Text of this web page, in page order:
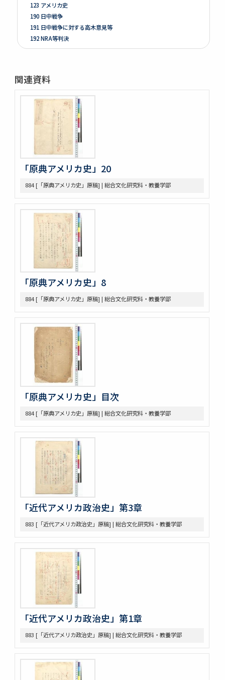
123 アメリカ史
190 日中戦争
191 日中戦争に対する高木意見等
192 NRA等判決
261 Prologue
264 Mitsubishi
275 Phillips Civil War & Reconstruction
278 Turner, FR. J
280 Van Tyne C.H Method of Hist. Research
281 Van Tyne Constitutional Hist.
287 McLaughlin, Reading Notes CONST. H. I.
289 Reading Notes
293 Pacific
304 Lincoln
368 Const.’l law
372 Bibliography on League of Nations
373 Bibliography, Hibiya Lib’y, Carnegie Endowment
Donation
375 Bibliographical Tools, Bibliography on the Relations
bet. US + Far East
380 DOW, EARLE W. (UM) Note Taking
382 Pacific [ ] officer
389 Election of 1936
391 Examination
397 Hawai Jap Popula
405 Arable Land, Farms
406 Law regard[in]g Immigration
407 Emigrant Protection Law Lemieux Agree’t &
Gentlemen’s Ag.
410 [land question in the west]
411 Jernegan Y.N.’s attitude tow. Land policy
419 Johnson Lectures
426 英文ノート
434 14. Survey Jap. Stud. 35
437 5. 英文メモ
438 4. 英文メモ
439 3. McLaughlin 1922
440 2. Lecture Notes + Reading Notes
441 1. U. Chicago
445 6. American Constitutional History, Prof. McIlwain
575 Magsaysay Award
585 Nitobe Journals、新渡戸奨学資金
594 Peace Machinery
628 高木原稿・メモ
629 新渡戸英文著作集関係書類
636 高木原稿 米国革命の政治思想、基本的人権
637 高木原稿(東大以外での講演)
644 NRA関係資料
645 高木原稿とメモ(革新主義)
646 高木原稿とメモ (economic revolution)
648 高木原稿 (奴隷問題)
649 高木原稿、メモ (参政権)
650 高木原稿、メモ
652 高木原稿
関連資料
「原典アメリカ史」20
884 [「原典アメリカ史」原稿] | 総合文化研究科・教養学部
「原典アメリカ史」8
884 [「原典アメリカ史」原稿] | 総合文化研究科・教養学部
「原典アメリカ史」目次
884 [「原典アメリカ史」原稿] | 総合文化研究科・教養学部
「近代アメリカ政治史」第3章
883 [「近代アメリカ政治史」原稿] | 総合文化研究科・教養学部
「近代アメリカ政治史」第1章
883 [「近代アメリカ政治史」原稿] | 総合文化研究科・教養学部